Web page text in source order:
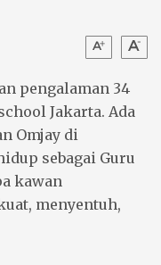
pengalaman 34
Jakarta. Ada
Omjay di
sebagai Guru
kawan
menyentuh,